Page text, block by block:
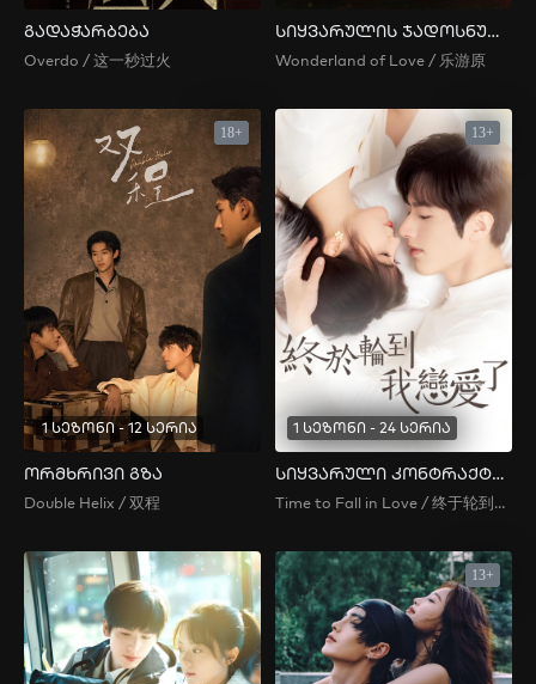
გადაჭარბება
Overdo / 这一秒过火
სიყვარულის ჯადოსნური ქვეყანა
Wonderland of Love / 乐游原
18+
1 სეზონი - 12 სერია
ორმხრივი გზა
Double Helix / 双程
13+
1 სეზონი - 24 სერია
სიყვარული კონტრაქტით
Time to Fall in Love / 终于轮到我恋爱了
13+